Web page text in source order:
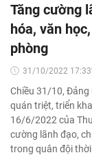
Tăng cường
hóa, văn
phòng
31/10/2022 17:33'
Chiều 31/10, Đảng
quán triệt, triển
16/6/2022 của
cường lãnh đạo,
trong quân đội thời